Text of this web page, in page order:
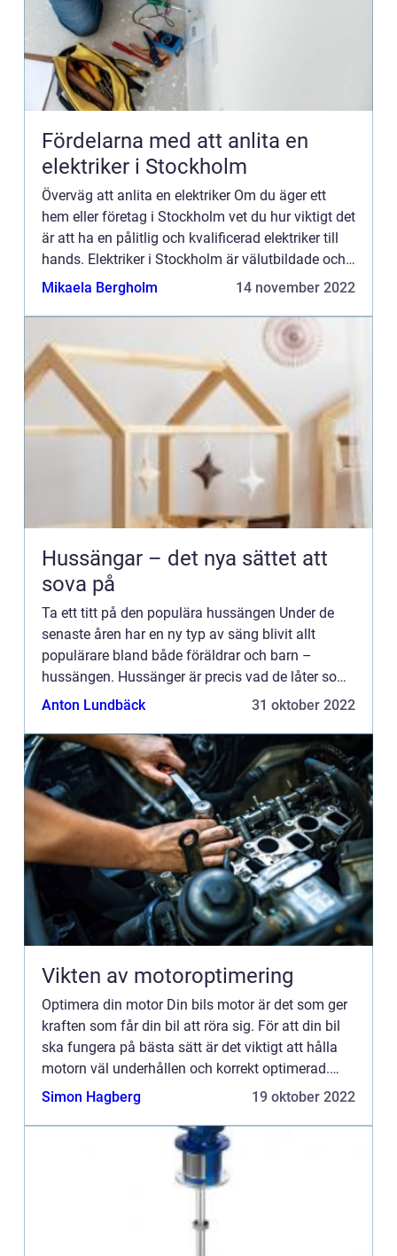
Fördelarna med att anlita en
elektriker i Stockholm
Överväg att anlita en elektriker Om du äger ett
hem eller företag i Stockholm vet du hur viktigt det
är att ha en pålitlig och kvalificerad elektriker till
hands. Elektriker i Stockholm är välutbildade och
erfarna yrkesmän som kan hantera alla elektr...
Mikaela Bergholm 14 november 2022
Hussängar – det nya sättet att
sova på
Ta ett titt på den populära hussängen Under de
senaste åren har en ny typ av säng blivit allt
populärare bland både föräldrar och barn –
hussängen. Hussänger är precis vad de låter som
– sängar formade som miniatyrhus. De är ofta
Anton Lundbäck 31 oktober 2022
Vikten av motoroptimering
Optimera din motor Din bils motor är det som ger
kraften som får din bil att röra sig. För att din bil
ska fungera på bästa sätt är det viktigt att hålla
motorn väl underhållen och korrekt optimerad.
Genom att ta hand om din motor kan du förlänga
Simon Hagberg 19 oktober 2022